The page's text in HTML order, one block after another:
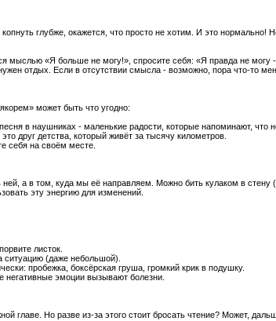
глубже, окажется, что просто не хотим. И это нормально!
мыслью «Я больше не могу!», спросите себя: «Я правда не могу
отдых. Если в отсутствии смысла - возможно, пора что-то
может быть что угодно:
в наушниках - маленькие радости, которые напоминают, что
друг детства, который живёт за тысячу километров.
себя на своём месте.
а в том, куда мы её направляем. Можно бить кулаком в стену
эту энергию для изменений.
листок.
ситуацию (даже небольшой).
пробежка, боксёрская груша, громкий крик в подушку.
негативные эмоции вызывают болезни.
главе. Но разве из-за этого стоит бросать чтение? Может,